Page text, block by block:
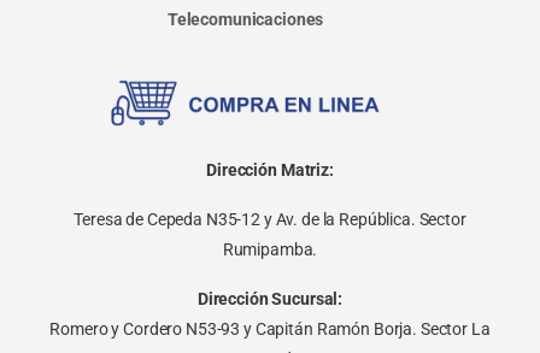
Telecomunicaciones
Dirección Matriz:
Teresa de Cepeda N35-12 y Av. de la República. Sector
Rumipamba.
Dirección Sucursal:
Romero y Cordero N53-93 y Capitán Ramón Borja. Sector La